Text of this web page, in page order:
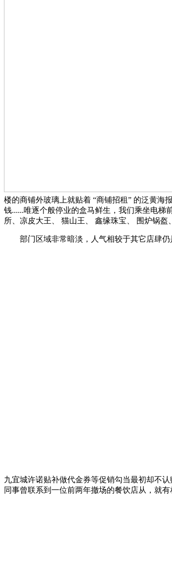
楼的商铺外玻璃上就贴着 “商铺招租” 的泛黄海
钱......唯逐个般停业的盒马鲜生，我们乘坐电梯
所、凉皮大王、 猫山王、 鑫缘珠宝、 围炉锅
部门区域非常暗淡，人气相较于其它店肆仍
九宜城许诺贴补做代金券等促销勾当最初却不
同事曾联系到一位前两年撤场的餐饮店从，就